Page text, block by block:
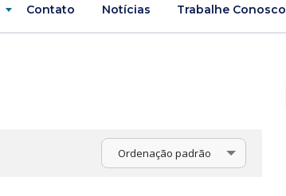
Contato Notícias Trabalhe Conosco
Ordenação padrão